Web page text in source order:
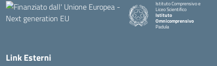
Istituto Comprensivo e
Liceo Scientifico
Istituto
Omnicomprensivo
Padula
Link Esterni